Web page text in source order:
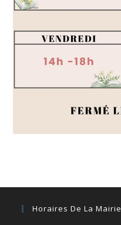
Horaires De La Mairie